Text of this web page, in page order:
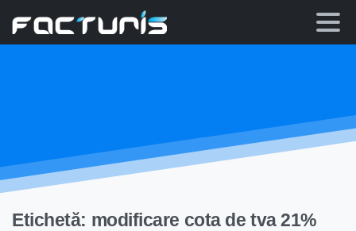
Etichetă: modificare cota de tva 21%